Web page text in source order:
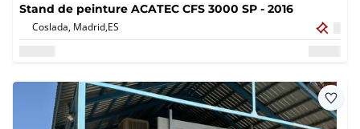
Stand de peinture ACATEC CFS 3000 SP - 2016
Coslada, Madrid,ES